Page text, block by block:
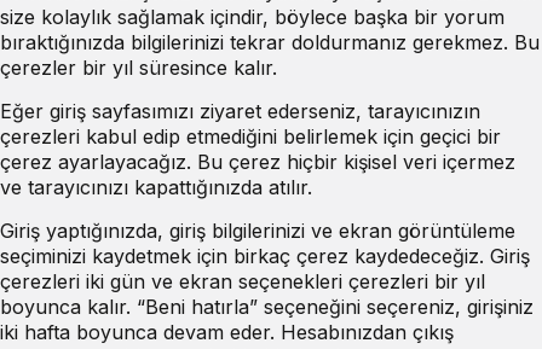
size kolaylık sağlamak içindir, böylece başka bir yorum
bıraktığınızda bilgilerinizi tekrar doldurmanız gerekmez. Bu
çerezler bir yıl süresince kalır.
Eğer giriş sayfasımızı ziyaret ederseniz, tarayıcınızın
çerezleri kabul edip etmediğini belirlemek için geçici bir
çerez ayarlayacağız. Bu çerez hiçbir kişisel veri içermez
ve tarayıcınızı kapattığınızda atılır.
Giriş yaptığınızda, giriş bilgilerinizi ve ekran görüntüleme
seçiminizi kaydetmek için birkaç çerez kaydedeceğiz. Giriş
çerezleri iki gün ve ekran seçenekleri çerezleri bir yıl
boyunca kalır. “Beni hatırla” seçeneğini seçereniz, girişiniz
iki hafta boyunca devam eder. Hesabınızdan çıkış